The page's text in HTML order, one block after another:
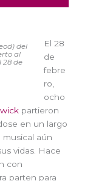
del
al
28 de
El 28
de
febre
ro,
ocho
partieron
en un largo
aún
vidas. Hace
con
parten para